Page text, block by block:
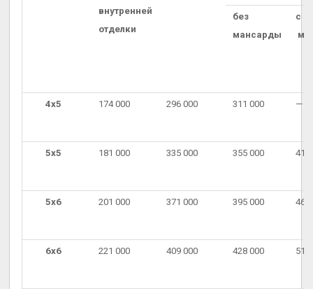
внутренней
отделки
без
мансарды
с
4х5 174 000 296 000 311 000 —
5х5 181 000 335 000 355 000 418
5х6 201 000 371 000 395 000 465
6х6 221 000 409 000 428 000 510